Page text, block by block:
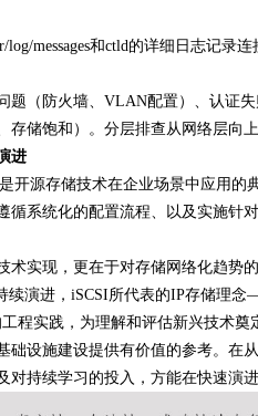
log/messages和ctld的详细日志记
题（防火墙、VLAN配置）、认证
存储饱和）。分层排查从网络层向
进
开源存储技术在企业场景中应用
循系统化的配置流程、以及实施
术实现，更在于对存储网络化趋势
续演进，iSCSI所代表的IP存储
程实践，为理解和评估新兴技术奠
础设施建设提供有价值的参考。在
对持续学习的投入，方能在快速演